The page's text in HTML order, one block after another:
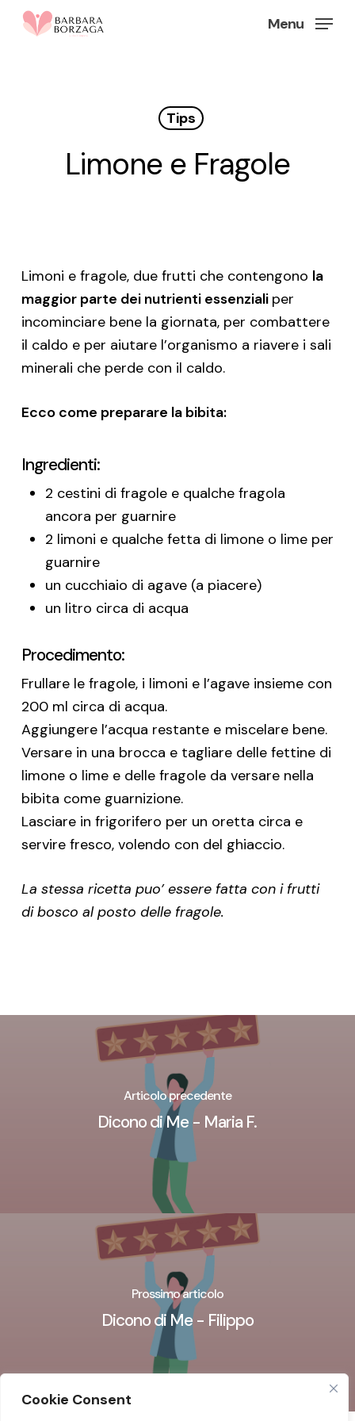
Cookie Consent
Skip
Menu
Tips
Limone e Fragole
Limoni e fragole, due frutti che contengono la
maggior parte dei nutrienti essenziali per
incominciare bene la giornata, per combattere
il caldo e per aiutare l’organismo a riavere i sali
minerali che perde con il caldo.
Ecco come preparare la bibita:
Ingredienti:
2 cestini di fragole e qualche fragola
ancora per guarnire
2 limoni e qualche fetta di limone o lime per
guarnire
un cucchiaio di agave (a piacere)
un litro circa di acqua
Procedimento:
Frullare le fragole, i limoni e l’agave insieme con
200 ml circa di acqua.
Aggiungere l’acqua restante e miscelare bene.
Versare in una brocca e tagliare delle fettine di
limone o lime e delle fragole da versare nella
bibita come guarnizione.
Lasciare in frigorifero per un oretta circa e
servire fresco, volendo con del ghiaccio.
La stessa ricetta puo’ essere fatta con i frutti
di bosco al posto delle fragole.
Articolo precedente
Dicono di Me - Maria F.
Prossimo articolo
Dicono di Me - Filippo